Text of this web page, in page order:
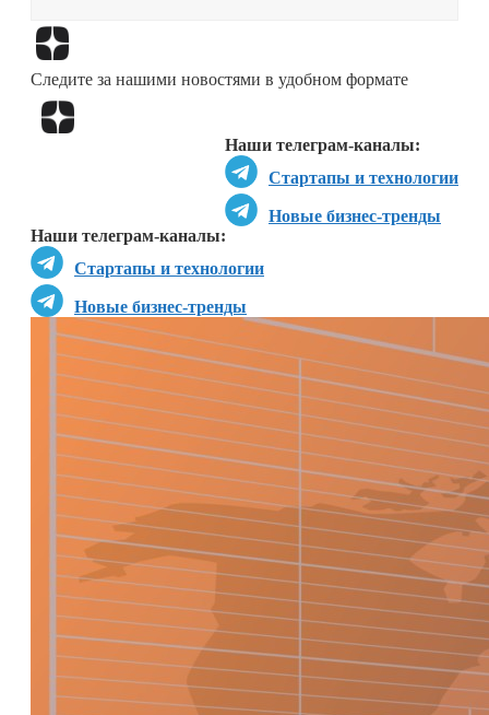
Следите за нашими новостями в удобном формате
Наши телеграм-каналы:
Стартапы и технологии
Новые бизнес-тренды
Наши телеграм-каналы:
Стартапы и технологии
Новые бизнес-тренды